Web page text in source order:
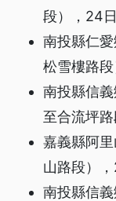
段），24
南投縣仁
松雪樓路
南投縣信
至合流坪
嘉義縣阿
山路段）
南投縣信